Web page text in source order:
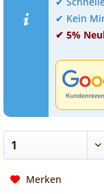
✔ Kein
✔ 5%
Merken